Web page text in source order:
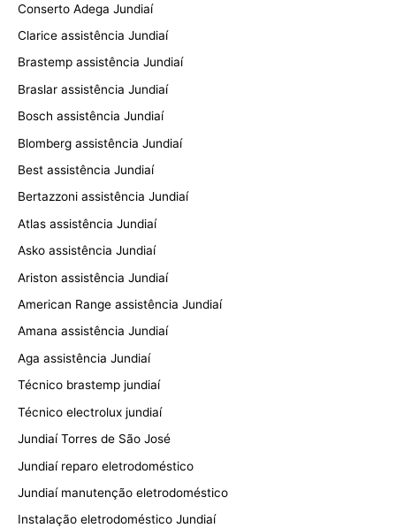
Conserto Adega Jundiaí
Clarice assistência Jundiaí
Brastemp assistência Jundiaí
Braslar assistência Jundiaí
Bosch assistência Jundiaí
Blomberg assistência Jundiaí
Best assistência Jundiaí
Bertazzoni assistência Jundiaí
Atlas assistência Jundiaí
Asko assistência Jundiaí
Ariston assistência Jundiaí
American Range assistência Jundiaí
Amana assistência Jundiaí
Aga assistência Jundiaí
Técnico brastemp jundiaí
Técnico electrolux jundiaí
Jundiaí Torres de São José
Jundiaí reparo eletrodoméstico
Jundiaí manutenção eletrodoméstico
Instalação eletrodoméstico Jundiaí